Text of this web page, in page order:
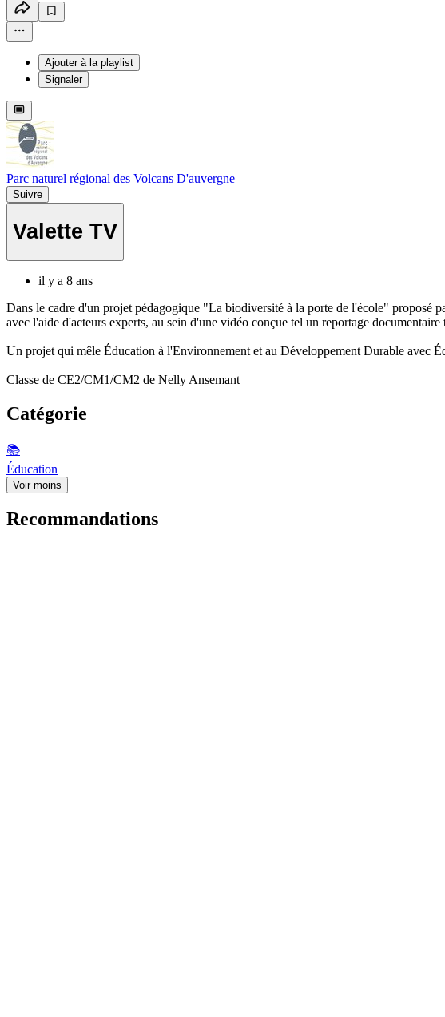
Ajouter à la playlist
Signaler
Parc naturel régional des Volcans D'auvergne
Suivre
Valette TV
il y a 8 ans
Dans le cadre d'un projet pédagogique "La biodiversité à la porte de l'école" proposé
avec l'aide d'acteurs experts, au sein d'une vidéo conçue tel un reportage documentaire
Un projet qui mêle Éducation à l'Environnement et au Développement Durable avec
Classe de CE2/CM1/CM2 de Nelly Ansemant
Catégorie
📚
Éducation
Voir moins
Recommandations